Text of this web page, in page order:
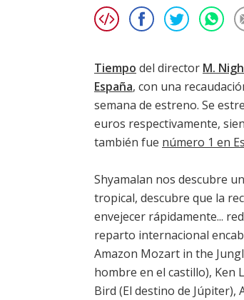
Tiempo del director M.
España, con una
semana de estreno. Se
euros respectivamente,
también fue número 1 en
Shyamalan nos descubre
tropical, descubre que la
envejecer rápidamente...
reparto internacional
Amazon Mozart in the
hombre en el castillo), Ken
Bird (El destino de Júpiter),